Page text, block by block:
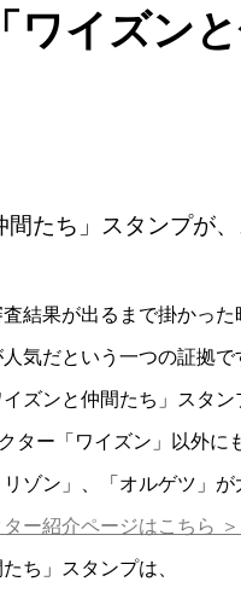
ワイズン
間たち」スタンプが
結果が出るまで掛かった
気だという一つの証拠で
ズンと仲間たち」スタン
ター「ワイズン」以外に
リゾン」、「オルゲツ」が
ー紹介ページはこちら ＞
ち」スタンプは、